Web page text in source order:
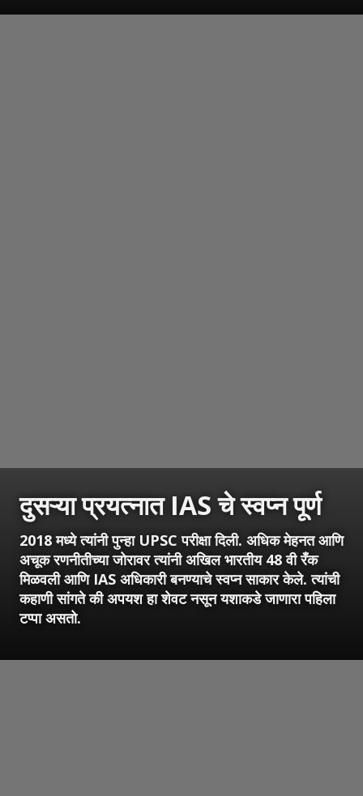
दुसऱ्या प्रयत्नात IAS चे स्वप्न पूर्ण
2018 मध्ये त्यांनी पुन्हा UPSC परीक्षा दिली. अधिक मेहनत आणि
अचूक रणनीतीच्या जोरावर त्यांनी अखिल भारतीय 48 वी रँक
मिळवली आणि IAS अधिकारी बनण्याचे स्वप्न साकार केले. त्यांची
कहाणी सांगते की अपयश हा शेवट नसून यशाकडे जाणारा पहिला
टप्पा असतो.